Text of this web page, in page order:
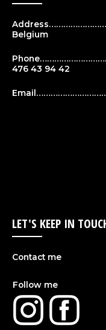
Belgium
476 43 94 42
LET'S KEEP IN
Contact me
Follow me